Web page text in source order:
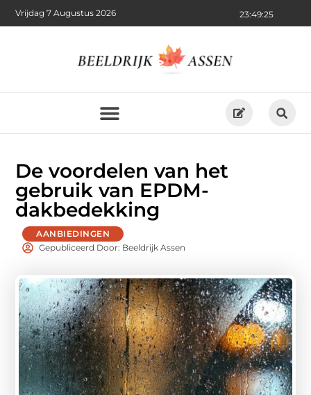
23:49:27
Vrijdag 7 Augustus 2026
De voordelen van het
gebruik van EPDM-
dakbedekking
AANBIEDINGEN
Gepubliceerd Door: Beeldrijk Assen